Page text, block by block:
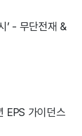
’ - 무단전재 &
EPS 가이던스